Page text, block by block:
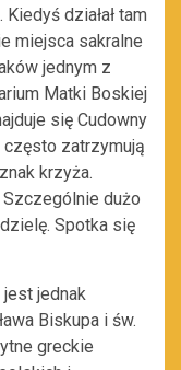
działał tam
miejsca sakralne
jednym z
Matki Boskiej
się Cudowny
zatrzymują
krzyża.
dużo
Spotka się
jednak
Biskupa i św.
greckie